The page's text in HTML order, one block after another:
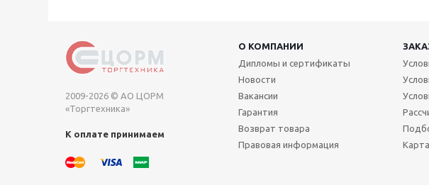
2009-2026 © АО ЦОРМ
«Торгтехника»
К оплате принимаем
О КОМПАНИИ
Дипломы и сертификаты
Новости
Вакансии
Гарантия
Возврат товара
Правовая информация